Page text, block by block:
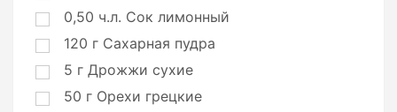
0,50 ч.л. Сок лимонный
120 г Сахарная пудра
5 г Дрожжи сухие
50 г Орехи грецкие